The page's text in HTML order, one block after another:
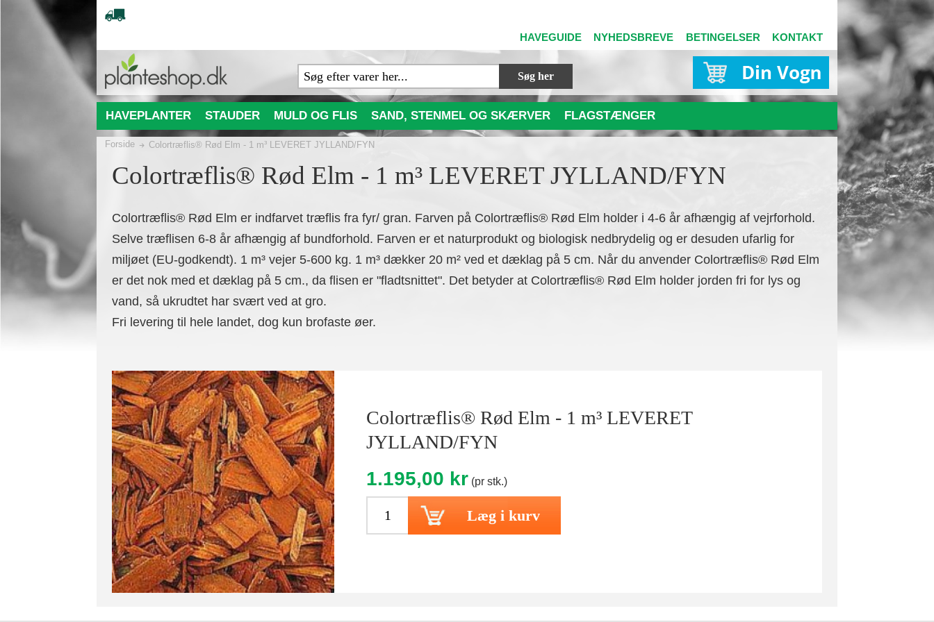
HAVEGUIDE NYHEDSBREVE BETINGELSER KONTAKT
Søg her
HAVEPLANTER STAUDER MULD OG FLIS SAND, STENMEL OG SKÆRVER FLAGSTÆNGER
Forside Colortræflis® Rød Elm - 1 m³ LEVERET JYLLAND/FYN
Colortræflis® Rød Elm - 1 m³ LEVERET JYLLAND/FYN
Colortræflis® Rød Elm er indfarvet træflis fra fyr/ gran. Farven på Colortræflis® Rød Elm holder i 4-6 år afhængig af vejrforhold.
Selve træflisen 6-8 år afhængig af bundforhold. Farven er et naturprodukt og biologisk nedbrydelig og er desuden ufarlig for
miljøet (EU-godkendt). 1 m³ vejer 5-600 kg. 1 m³ dækker 20 m² ved et dæklag på 5 cm. Når du anvender Colortræflis® Rød Elm
er det nok med et dæklag på 5 cm., da flisen er "fladtsnittet". Det betyder at Colortræflis® Rød Elm holder jorden fri for lys og
vand, så ukrudtet har svært ved at gro.
Fri levering til hele landet, dog kun brofaste øer.
Colortræflis® Rød Elm - 1 m³ LEVERET
JYLLAND/FYN
1.195,00 kr (pr stk.)
Læg i kurv